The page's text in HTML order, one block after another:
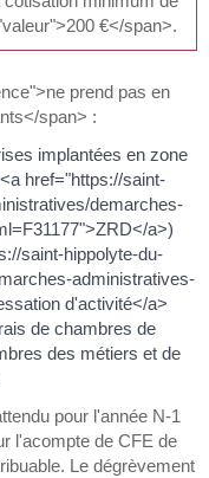
€</span>.
prend pas en
span> :
implantées en zone
href="https://saint-
demarches-
a>)
saint-hippolyte-du-
administratives-
d'activité</a>
de chambres de
des métiers et de
pour l'année N-1
l'acompte de CFE de
Le dégrèvement